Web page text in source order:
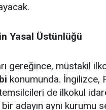
Yasal Üstünlüğü
gereğince, müstakil
konumunda. İngilizce,
de ilkokul
adayın aynı kurumu